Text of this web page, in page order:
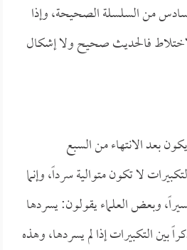
من السلسلة الصحيحة، وإذا
فالحديث صحيح ولا إشكال
بعد الانتهاء من السبع
لا تكون متوالية سرداً، وإنما
وبعض العلماء يقولون: يسردها
بين التكبيرات إذا لم يسردها، وهذه